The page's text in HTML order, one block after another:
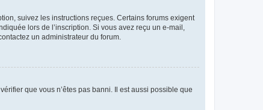
suivez les instructions reçues. Certains forums exigent
lors de l’inscription. Si vous avez reçu un e-mail,
un administrateur du forum.
que vous n’êtes pas banni. Il est aussi possible que